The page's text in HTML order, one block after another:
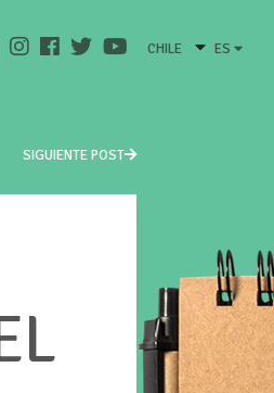
CHILE ES
SIGUIENTE POST